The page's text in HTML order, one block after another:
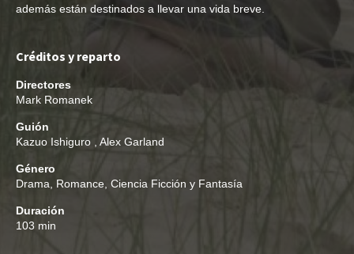
además están destinados a llevar una vida breve.
Créditos y reparto
Directores
Mark Romanek
Guión
Kazuo Ishiguro
Alex Garland
Género
Drama
Romance Ciencia Ficción y Fantasía
Duración
103 min